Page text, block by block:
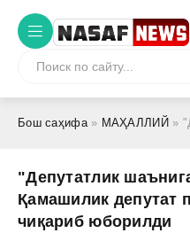
Бош саҳифа» МАҲАЛЛИЙ »
"Депутатлик
Қамашилик депутат
чиқариб юборилди